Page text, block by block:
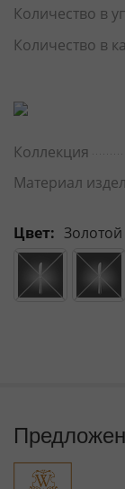
Количество в
Количество в
Коллекция
Материал
Цвет: Золотой